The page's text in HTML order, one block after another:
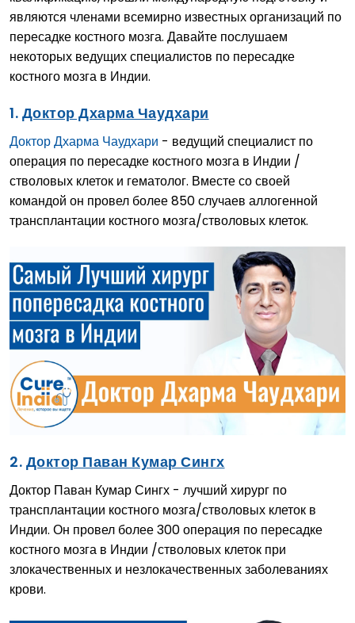
являются членами всемирно известных организаций по
пересадке костного мозга. Давайте послушаем
некоторых ведущих специалистов по пересадке
костного мозга в Индии.
1. Доктор Дхарма Чаудхари
Доктор Дхарма Чаудхари - ведущий специалист по
операция по пересадке костного мозга в Индии /
стволовых клеток и гематолог. Вместе со своей
командой он провел более 850 случаев аллогенной
трансплантации костного мозга/стволовых клеток.
2. Доктор Паван Кумар Сингх
Доктор Паван Кумар Сингх - лучший хирург по
трансплантации костного мозга/стволовых клеток в
Индии. Он провел более 300 операция по пересадке
костного мозга в Индии /стволовых клеток при
злокачественных и незлокачественных заболеваниях
крови.